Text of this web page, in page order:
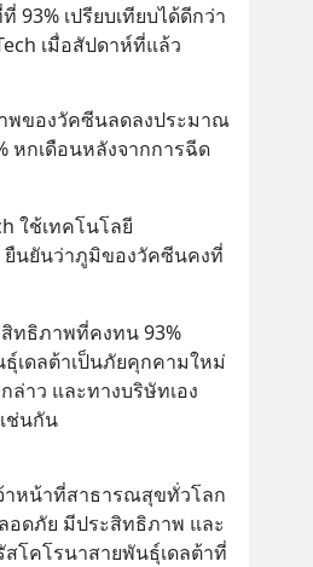
เปรียบเทียบได้ดีกว่า
เมื่อสัปดาห์ที่แล้ว
พของวัคซีนลดลงประมาณ
หกเดือนหลังจากการฉีด
ใช้เทคโนโลยี
ยืนยันว่าภูมิของวัคซีนคงที่
ทธิภาพที่คงทน 93%
เดลต้าเป็นภัยคุกคามใหม่
ล่าว และทางบริษัทเอง
ช่นกัน
าหน้าที่สาธารณสุขทั่วโลก
อดภัย มีประสิทธิภาพ และ
สโคโรนาสายพันธุ์เดลต้าที่